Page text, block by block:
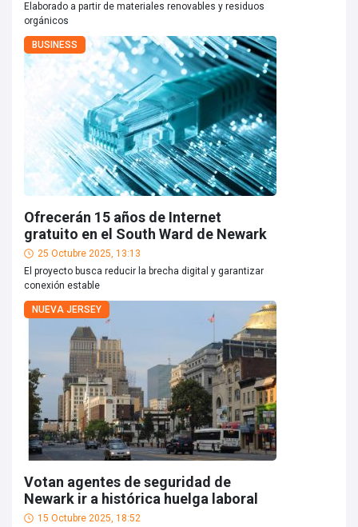
Elaborado a partir de materiales renovables y residuos
orgánicos
BUSINESS
Ofrecerán 15 años de Internet
gratuito en el South Ward de Newark
25 Octubre 2025, 13:13
El proyecto busca reducir la brecha digital y garantizar
conexión estable
NUEVA JERSEY
Votan agentes de seguridad de
Newark ir a histórica huelga laboral
15 Octubre 2025, 18:52